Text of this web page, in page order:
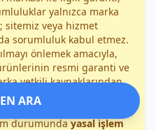
yalnızca marka
veya hizmet
sorumluluk kabul etmez.
önlemek amacıyla,
resmi garanti ve
yetkili kaynaklarından
ve içerikleri, ilgili yasal
olup, izinsiz kopyalama,
durumundayasal işlem
ARA